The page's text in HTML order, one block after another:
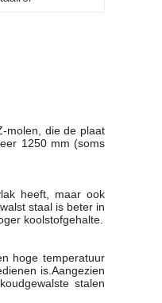
molen, die de plaat
1250 mm (soms
heeft, maar ook
staal is beter in
koolstofgehalte.
hoge temperatuur
is.Aangezien
stalen